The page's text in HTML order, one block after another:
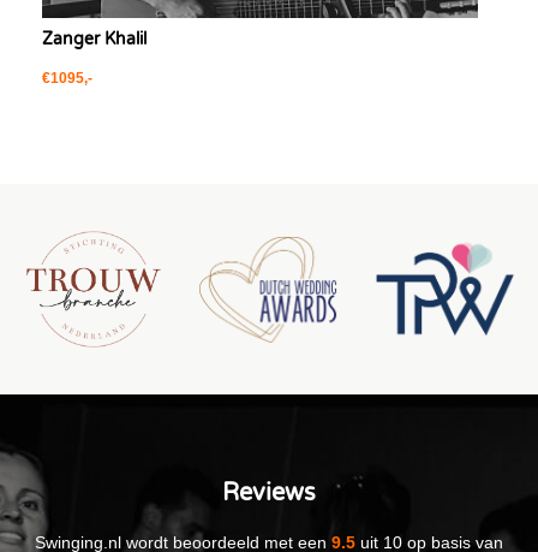
Zanger Khalil
€1095,-
Reviews
Swinging.nl wordt beoordeeld met een 9.5 uit 10 op basis van